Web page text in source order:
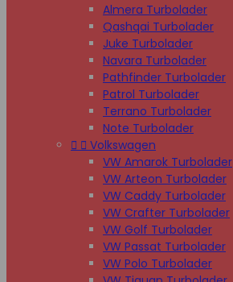
Almera Turbolader
Qashqai Turbolader
Juke Turbolader
Navara Turbolader
Pathfinder Turbolader
Patrol Turbolader
Terrano Turbolader
Note Turbolader
  Volkswagen
VW Amarok Turbolader
VW Arteon Turbolader
VW Caddy Turbolader
VW Crafter Turbolader
VW Golf Turbolader
VW Passat Turbolader
VW Polo Turbolader